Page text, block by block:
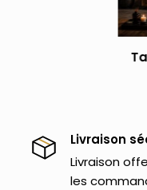
avec des
décorations,
Livraison
Livraison
les